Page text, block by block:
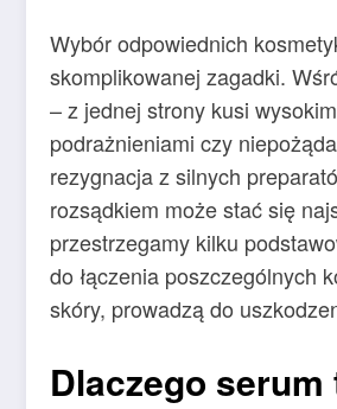
Wybór odpowiednich
skomplikowanej zagadki.
– z jednej strony kusi
podrażnieniami czy
rezygnacja z silnych
rozsądkiem może stać się
przestrzegamy kilku
do łączenia poszczególnych
skóry, prowadzą do
Dlaczego